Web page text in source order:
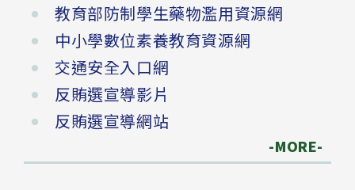
教育部防制學生藥物濫用資源網
中小學數位素養教育資源網
交通安全入口網
反賄選宣導影片
反賄選宣導網站
-MORE-